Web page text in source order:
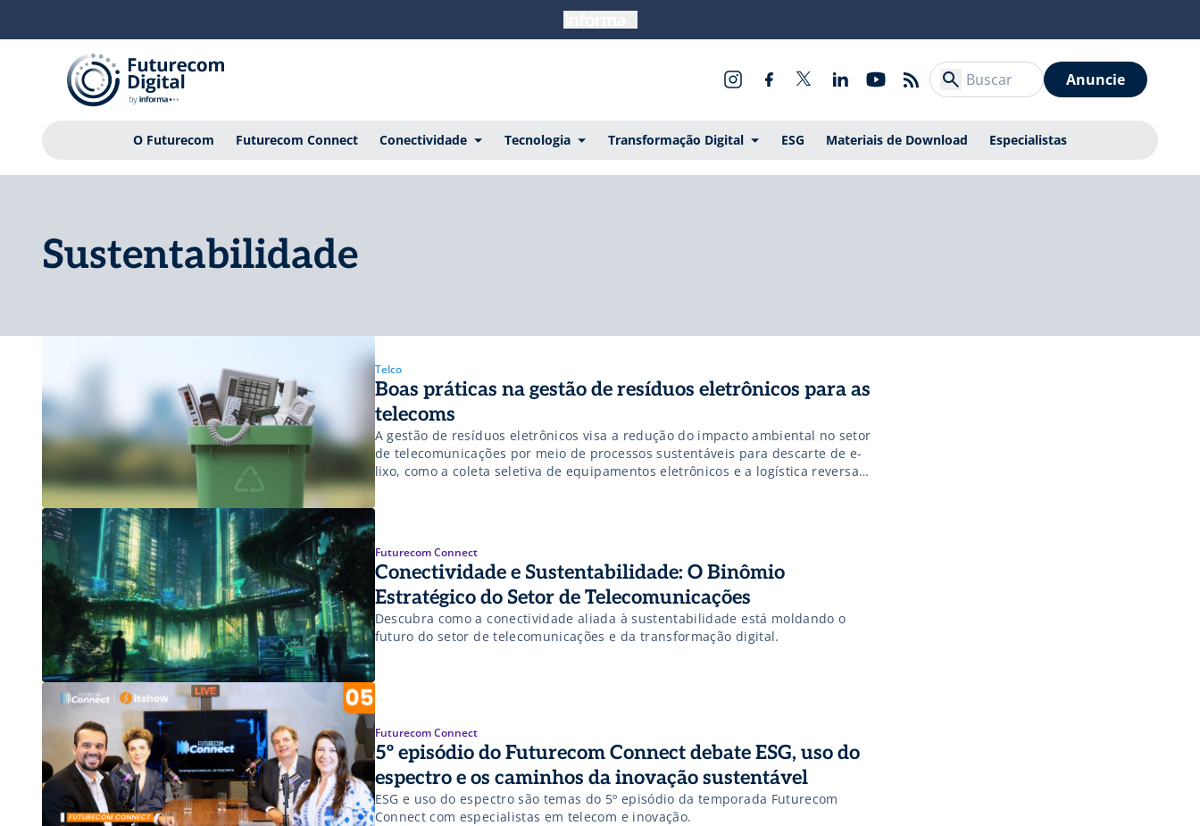
Anuncie
O Futurecom Futurecom Connect Conectividade Tecnologia Transformação Digital ESG Materiais de Download Especialistas
Sustentabilidade
Telco
Boas práticas na gestão de resíduos eletrônicos para as
telecoms
A gestão de resíduos eletrônicos visa a redução do impacto ambiental no setor
de telecomunicações por meio de processos sustentáveis para descarte de e-
lixo, como a coleta seletiva de equipamentos eletrônicos e a logística reversa
de produtos eletrônicos. Saiba mais!
Futurecom Connect
Conectividade e Sustentabilidade: O Binômio
Estratégico do Setor de Telecomunicações
Descubra como a conectividade aliada à sustentabilidade está moldando o
futuro do setor de telecomunicações e da transformação digital.
Futurecom Connect
5º episódio do Futurecom Connect debate ESG, uso do
espectro e os caminhos da inovação sustentável
ESG e uso do espectro são temas do 5º episódio da temporada Futurecom
Connect com especialistas em telecom e inovação.